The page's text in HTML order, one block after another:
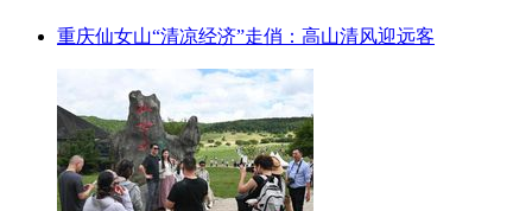
重庆仙女山“清凉经济”走俏：高山清风迎远客